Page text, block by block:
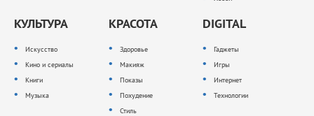
КУЛЬТУРА
Искусство
Кино и сериалы
Книги
Музыка
КРАСОТА
Здоровье
Макияж
Показы
Похудение
Стиль
DIGITAL
Гаджеты
Игры
Интернет
Технологии